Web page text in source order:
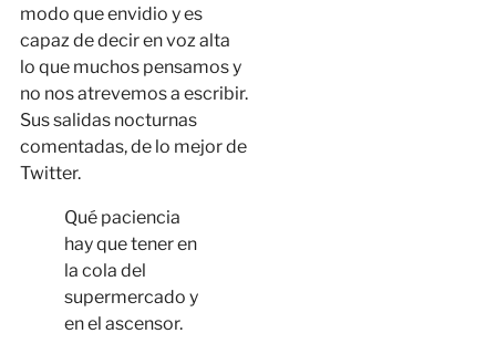
modo que envidio y es
capaz de decir en voz alta
lo que muchos pensamos y
no nos atrevemos a escribir.
Sus salidas nocturnas
comentadas, de lo mejor de
Twitter.
Qué paciencia
hay que tener en
la cola del
supermercado y
en el ascensor.